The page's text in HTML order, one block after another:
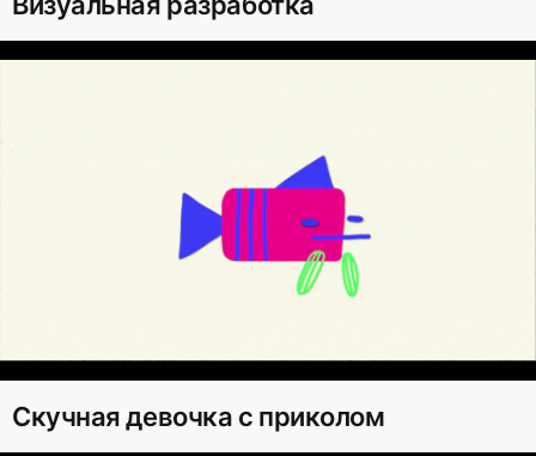
Скучная девочка с приколом